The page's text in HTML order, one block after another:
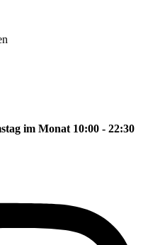
im Monat 10:00 - 22:30